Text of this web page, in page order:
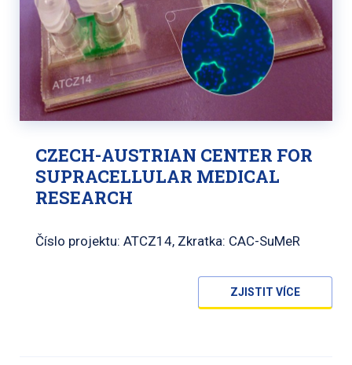
CZECH-AUSTRIAN CENTER FOR
SUPRACELLULAR MEDICAL
RESEARCH
Číslo projektu: ATCZ14, Zkratka: CAC-SuMeR
ZJISTIT VÍCE